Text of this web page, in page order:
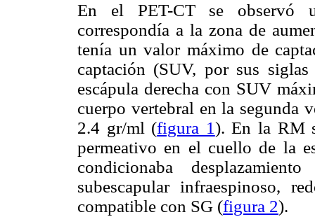
En el PET-CT se observó
correspondía a la zona de
tenía un valor máximo de
captación (SUV, por sus
escápula derecha con SUV
cuerpo vertebral en la segunda
2.4 gr/ml (figura 1). En la RM
permeativo en el cuello de la
condicionaba
subescapular infraespinoso,
compatible con SG (figura 2).